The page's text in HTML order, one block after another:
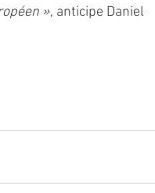
», anticipe Daniel